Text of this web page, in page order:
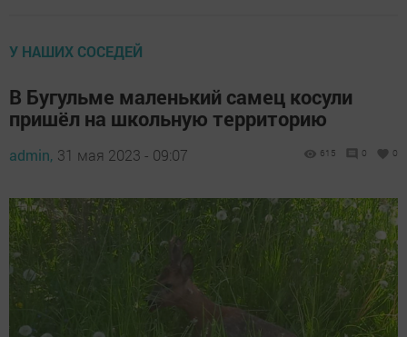
У НАШИХ СОСЕДЕЙ
В Бугульме маленький самец косули
пришёл на школьную территорию
admin, 31 мая 2023 - 09:07 615 0 0